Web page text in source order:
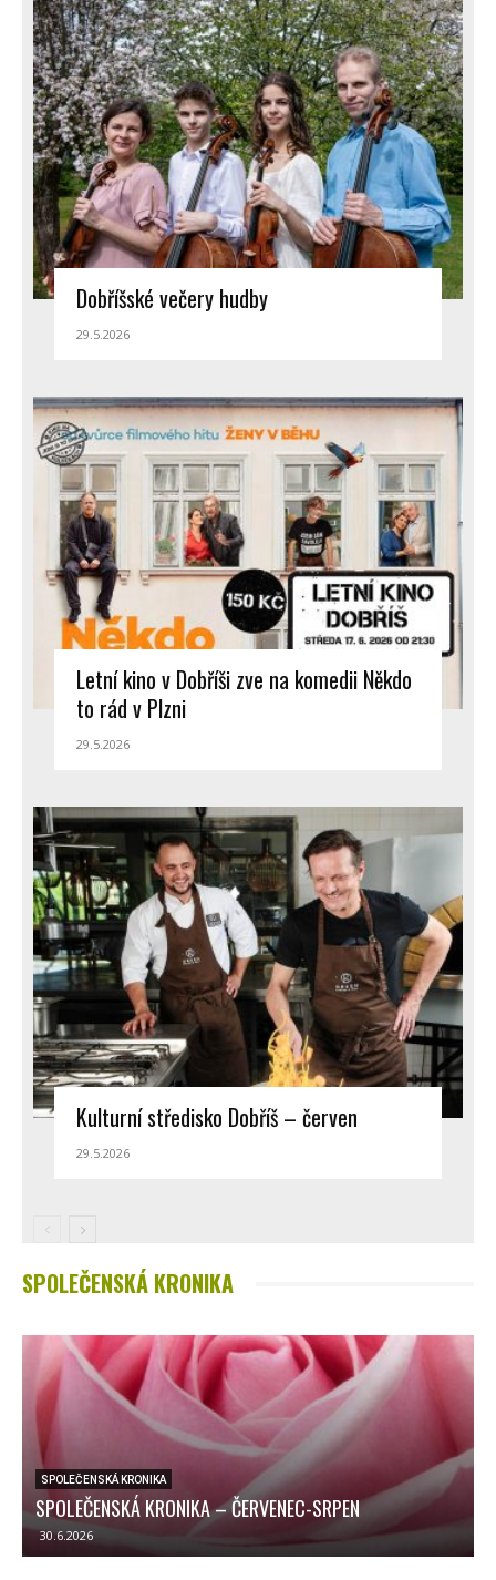
Dobříšské večery hudby
29.5.2026
Letní kino v Dobříši zve na komedii Někdo
to rád v Plzni
29.5.2026
Kulturní středisko Dobříš – červen
29.5.2026
SPOLEČENSKÁ KRONIKA
SPOLEČENSKÁ KRONIKA
SPOLEČENSKÁ KRONIKA – ČERVENEC-SRPEN
30.6.2026